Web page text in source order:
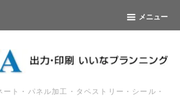
メニュー
ト・パネル加工・タペストリー・シール・